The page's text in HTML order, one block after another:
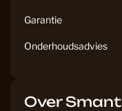
Garantie
Onderhoudsadvies
Over Smant